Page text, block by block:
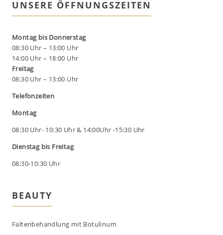
UNSERE ÖFFNUNGSZEITEN
Montag bis Donnerstag
08:30 Uhr – 13:00 Uhr
14:00 Uhr – 18:00 Uhr
Freitag
08:30 Uhr – 13:00 Uhr
Telefonzeiten
Montag
08:30 Uhr- 10:30 Uhr & 14:00Uhr -15:30 Uhr
Dienstag bis Freitag
08:30-10:30 Uhr
BEAUTY
Faltenbehandlung mit Botulinum